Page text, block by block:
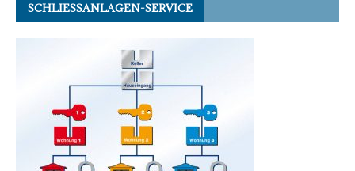
SCHLIESSANLAGEN-SERVICE